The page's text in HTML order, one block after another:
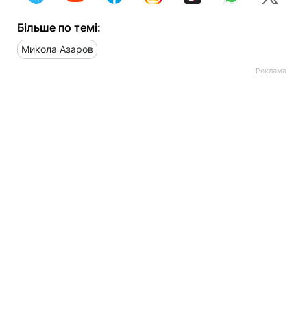
Більше по темі:
Микола Азаров